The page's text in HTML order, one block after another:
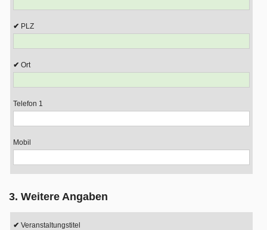
PLZ
Ort
Telefon 1
Mobil
3. Weitere Angaben
Veranstaltungstitel